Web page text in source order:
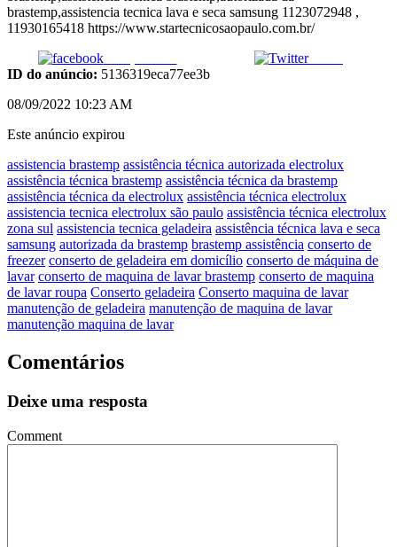
brastemp,assistencia tecnica lava e seca samsung 1123072948 ,
11930165418 https://www.startecnicosaopaulo.com.br/
Compartilhar
Tweet
ID do anúncio: 5136319eca77ee3b
08/09/2022 10:23 AM
Este anúncio expirou
assistencia brastemp assistência técnica autorizada electrolux
assistência técnica brastemp assistência técnica da brastemp
assistência técnica da electrolux assistência técnica electrolux
assistencia tecnica electrolux são paulo assistência técnica electrolux
zona sul assistencia tecnica geladeira assistência técnica lava e seca
samsung autorizada da brastemp brastemp assistência conserto de
freezer conserto de geladeira em domicílio conserto de máquina de
lavar conserto de maquina de lavar brastemp conserto de maquina
de lavar roupa Conserto geladeira Conserto maquina de lavar
manutenção de geladeira manutenção de maquina de lavar
manutenção maquina de lavar
Comentários
Deixe uma resposta
Comment